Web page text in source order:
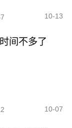
10-13
间不多了
10-07